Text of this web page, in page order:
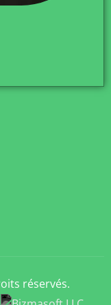
réservés.